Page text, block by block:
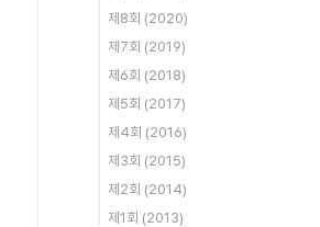
제8회 (2020)
제7회 (2019)
제6회 (2018)
제5회 (2017)
제4회 (2016)
제3회 (2015)
제2회 (2014)
제1회 (2013)